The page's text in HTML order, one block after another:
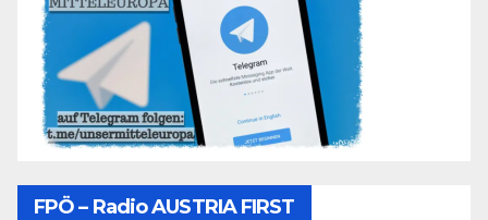
FPÖ – Radio AUSTRIA FIRST